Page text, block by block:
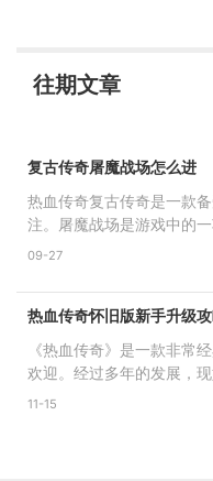
往期文章
复古传奇屠魔战场怎么进
热血传奇复古传奇是一款
注。屠魔战场是游戏中的
入屠魔战场。下面就详
09-27
热血传奇怀旧版新手升级
《热血传奇》是一款非常
欢迎。经过多年的发展，
大玩家带来了无限的游
11-15